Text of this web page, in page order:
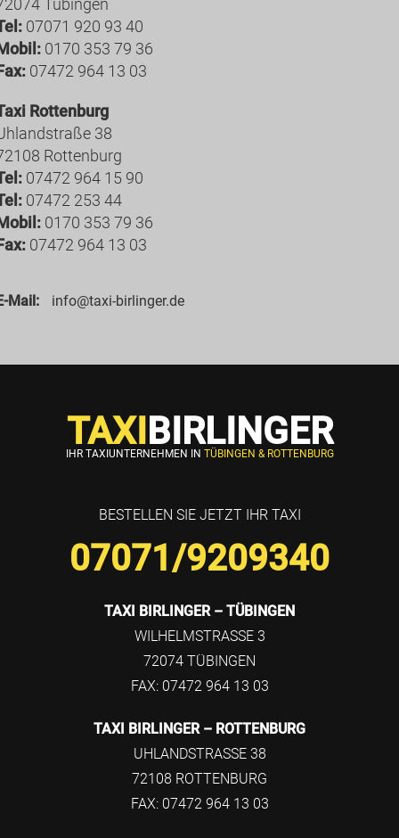
Tübingen
07071 920 93 40
0170 353 79 36
07472 964 13 03
Rottenburg
38
Rottenburg
07472 964 15 90
07472 253 44
0170 353 79 36
07472 964 13 03
Mail: info@taxi-birlinger.de
TAXIBIRLINGER
IHR TAXIUNTERNEHMEN IN TÜBINGEN & ROTTENBURG
BESTELLEN SIE JETZT IHR TAXI
07071/9209340
TAXI BIRLINGER – TÜBINGEN
WILHELMSTRASSE 3
72074 TÜBINGEN
FAX: 07472 964 13 03
TAXI BIRLINGER – ROTTENBURG
UHLANDSTRASSE 38
72108 ROTTENBURG
FAX: 07472 964 13 03